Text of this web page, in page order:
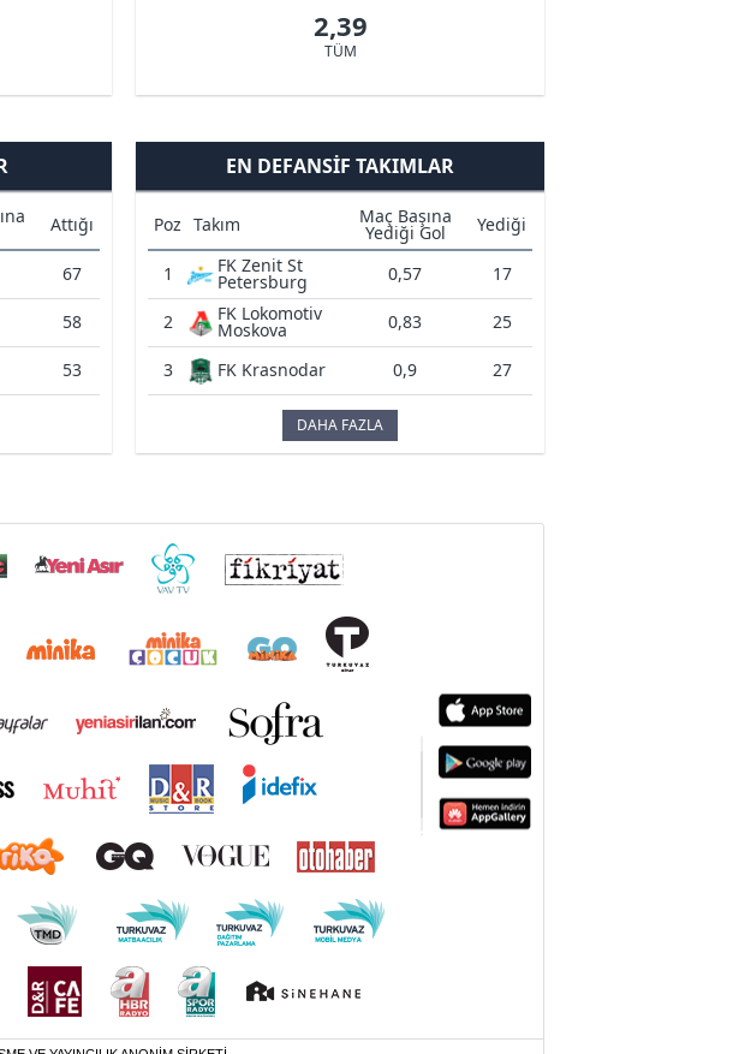
2,39
TÜM
Attığı
67
58
53
EN DEFANSIF TAKIMLAR
Poz Takım Maç Başına
Yediği Gol Yediği
1 FK Zenit St
Petersburg 0,57 17
2 FK Lokomotiv
Moskova 0,83 25
3 FK Krasnodar 0,9 27
DAHA FAZLA